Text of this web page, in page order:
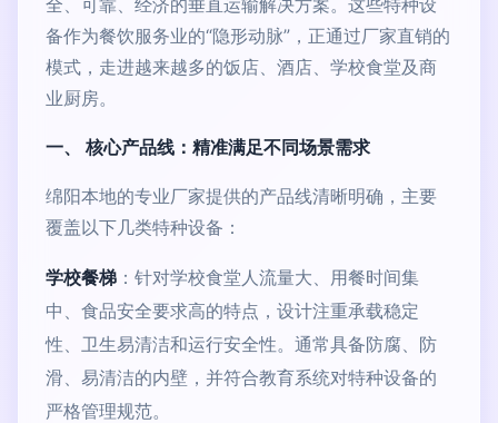
全、可靠、经济的垂直运输解决方案。这些特种设
备作为餐饮服务业的“隐形动脉”，正通过厂家直销的
模式，走进越来越多的饭店、酒店、学校食堂及商
业厨房。
一、 核心产品线：精准满足不同场景需求
绵阳本地的专业厂家提供的产品线清晰明确，主要
覆盖以下几类特种设备：
学校餐梯 ：针对学校食堂人流量大、用餐时间集
中、食品安全要求高的特点，设计注重承载稳定
性、卫生易清洁和运行安全性。通常具备防腐、防
滑、易清洁的内壁，并符合教育系统对特种设备的
严格管理规范。